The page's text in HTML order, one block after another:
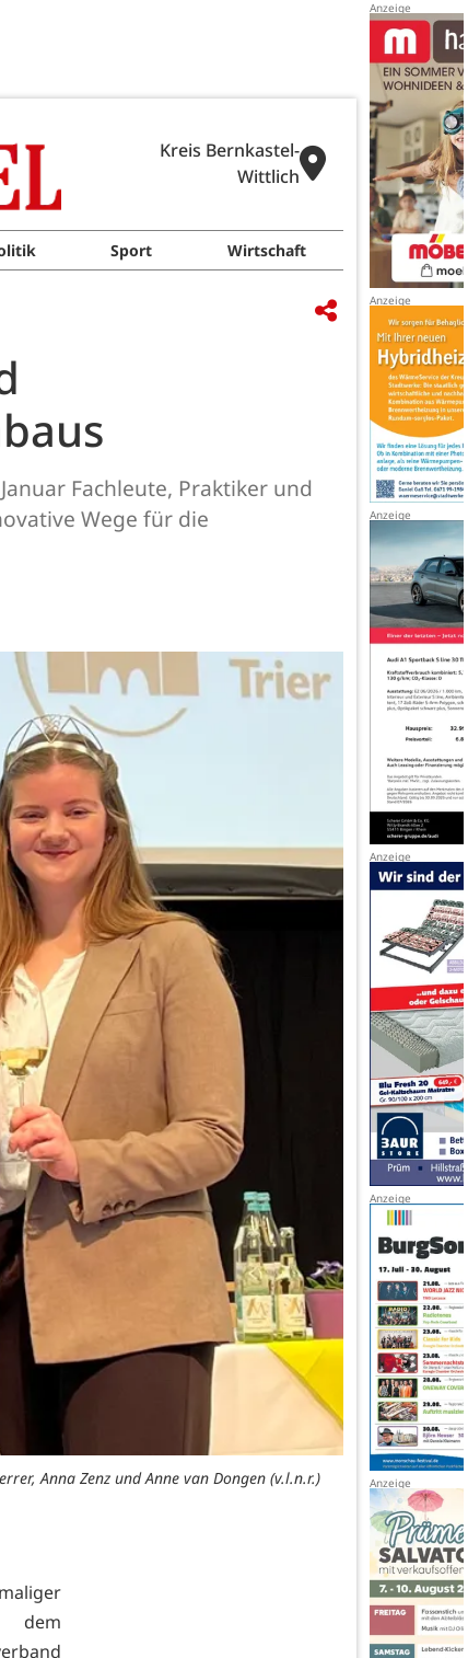
Kreis Bernkastel-
Wittlich
Sport Wirtschaft
Fachleute, Praktiker und
Wege für die
Anna Zenz und Anne van Dongen (v.l.n.r.)
dem